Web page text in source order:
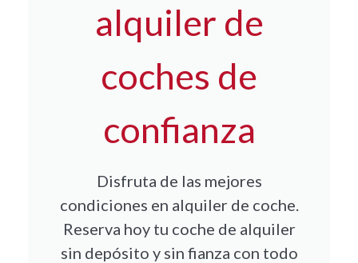
alquiler de
coches de
confianza
Disfruta de las mejores
condiciones en alquiler de coche.
Reserva hoy tu coche de alquiler
sin depósito y sin fianza con todo